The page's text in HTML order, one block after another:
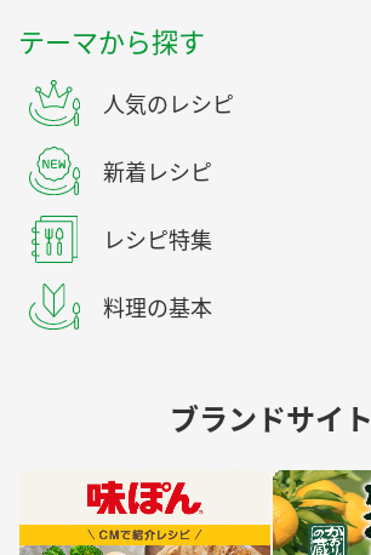
テーマから探す
人気のレシピ
新着レシピ
レシピ特集
料理の基本
ブランドサイト